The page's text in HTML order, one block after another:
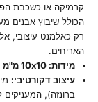
קרמיקה או כשכבת
הכולל שיבוץ אבנים
רק כאלמנט עיצובי,
האריחים.
מידות: 10x10 מ"מ | אורך: 2.44 מטר.
עיצוב דקורטיבי:
ברונזה),